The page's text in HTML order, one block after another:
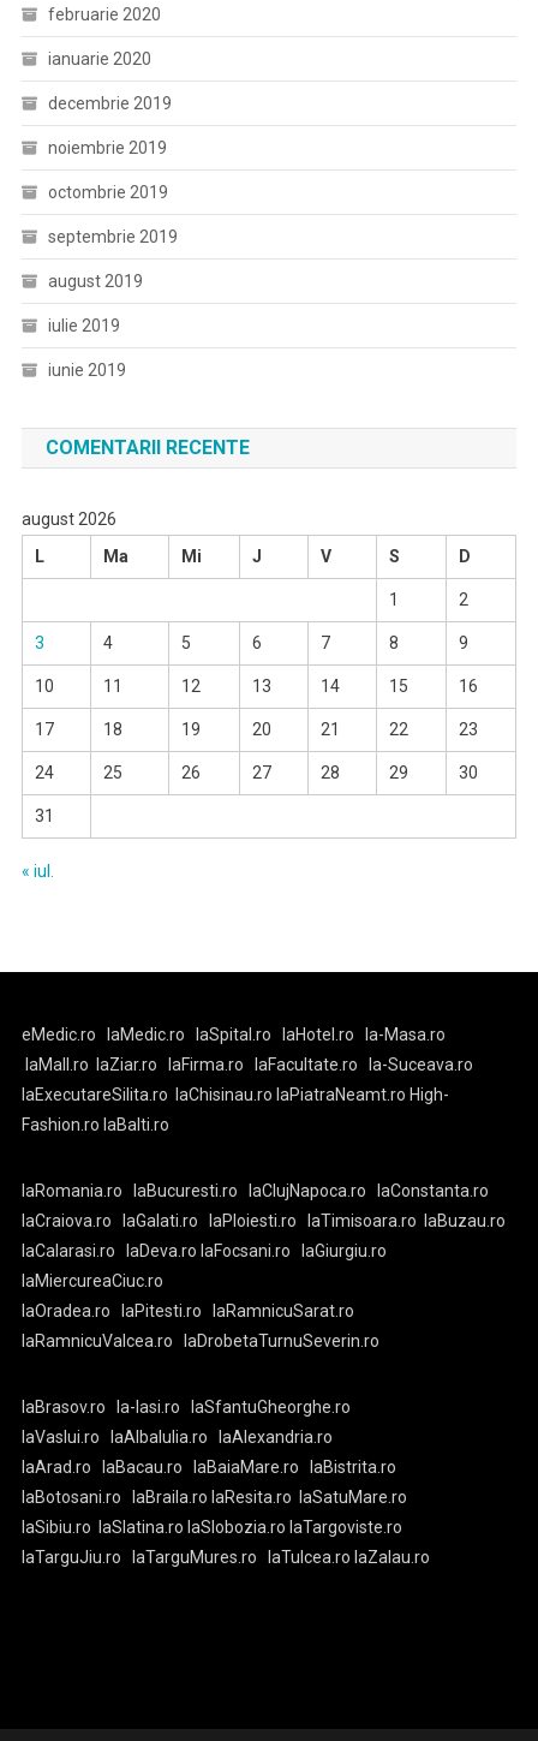
februarie 2020
ianuarie 2020
decembrie 2019
noiembrie 2019
octombrie 2019
septembrie 2019
august 2019
iulie 2019
iunie 2019
COMENTARII RECENTE
august 2026
L
Ma Mi J V S D
1 2
3 4 5 6 7 8 9
10 11 12 13 14 15 16
17 18 19 20 21 22 23
24 25 26 27 28 29 30
31
« iul.
eMedic.ro laMedic.ro laSpital.ro laHotel.ro
la-Masa.ro
laMall.ro
laZiar.ro laFirma.ro laFacultate.ro
la-Suceava.ro
laExecutareSilita.ro
laChisinau.ro laPiatraNeamt.ro High-
Fashion.ro laBalti.ro
laRomania.ro laBucuresti.ro laClujNapoca.ro
laConstanta.ro
laCraiova.ro
laGalati.ro laPloiesti.ro laTimisoara.ro
laBuzau.ro
laCalarasi.ro
laDeva.ro laFocsani.ro
laGiurgiu.ro
laMiercureaCiuc.ro
laOradea.ro
laPitesti.ro
laRamnicuSarat.ro
laRamnicuValcea.ro
laDrobetaTurnuSeverin.ro
laBrasov.ro la-Iasi.ro
laSfantuGheorghe.ro
laVaslui.ro
laAlbaIulia.ro
laAlexandria.ro
laArad.ro
laBacau.ro laBaiaMare.ro
laBistrita.ro
laBotosani.ro
laBraila.ro laResita.ro
laSatuMare.ro
laSibiu.ro
laSlatina.ro laSlobozia.ro laTargoviste.ro
laTarguJiu.ro
laTarguMures.ro laTulcea.ro laZalau.ro